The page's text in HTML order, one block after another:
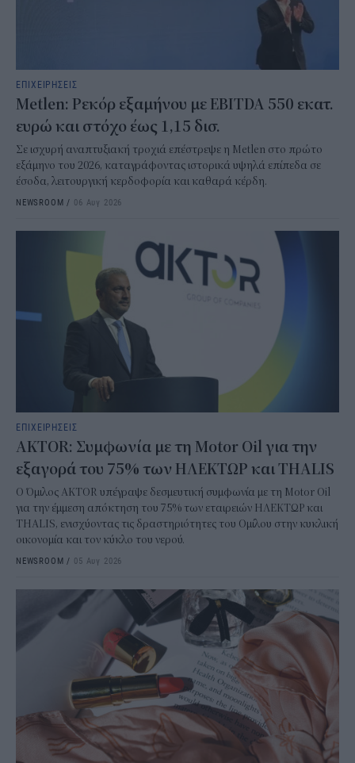
ΕΠΙΧΕΙΡΗΣΕΙΣ
Metlen: Ρεκόρ εξαμήνου με EBITDA 550 εκατ.
ευρώ και στόχο έως 1,15 δισ.
Σε ισχυρή αναπτυξιακή τροχιά επέστρεψε η Metlen στο πρώτο
εξάμηνο του 2026, καταγράφοντας ιστορικά υψηλά επίπεδα σε
έσοδα, λειτουργική κερδοφορία και καθαρά κέρδη.
NEWSROOM / 06 Αυγ 2026
ΕΠΙΧΕΙΡΗΣΕΙΣ
AKTOR: Συμφωνία με τη Motor Oil για την
εξαγορά του 75% των ΗΛΕΚΤΩΡ και THALIS
Ο Όμιλος AKTOR υπέγραψε δεσμευτική συμφωνία με τη Motor Oil
για την έμμεση απόκτηση του 75% των εταιρειών ΗΛΕΚΤΩΡ και
THALIS, ενισχύοντας τις δραστηριότητες του Ομίλου στην κυκλική
οικονομία και τον κύκλο του νερού.
NEWSROOM / 05 Αυγ 2026